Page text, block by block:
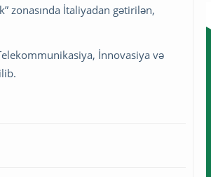
zonasında İtaliyadan gətirilən,
İnnovasiya və